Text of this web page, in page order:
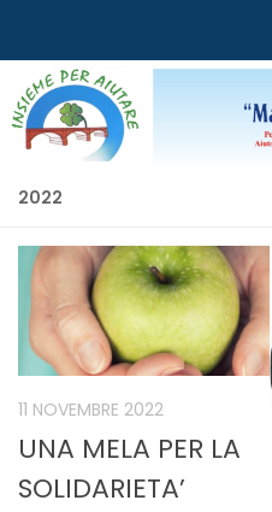
2022
11 NOVEMBRE 2022
UNA MELA PER LA
SOLIDARIETA’